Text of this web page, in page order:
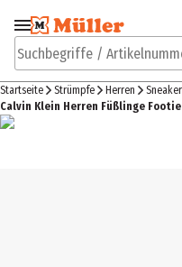
Zur Navigation
springen
Suchbegriffe /
Startseite Strümpfe Herren
Calvin Klein Herren Füßlinge Footie